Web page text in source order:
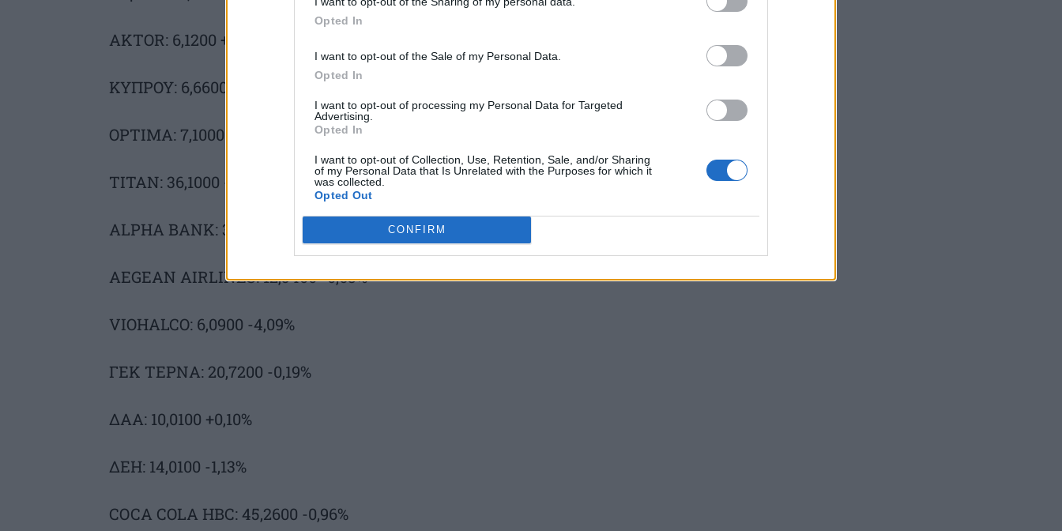
Opted In
I want to opt-out of the Sale of my Personal Data.
Opted In
I want to opt-out of processing my Personal Data for Targeted
Advertising.
Opted In
I want to opt-out of Collection, Use, Retention, Sale, and/or Sharing
of my Personal Data that Is Unrelated with the Purposes for which it
was collected.
Opted Out
CONFIRM
AKTOR: 6,1200 +0,33%
ΚΥΠΡΟΥ: 6,6600 -0,60%
OPTIMA: 7,1000 -0,84%
ΤΙΤΑΝ: 36,1000 -2,30%
ALPHA BANK: 3,1900 -0,31%
AEGEAN AIRLINES: 12,5400 -0,63%
VIOHALCO: 6,0900 -4,09%
ΓΕΚ ΤΕΡΝΑ: 20,7200 -0,19%
ΔΑΑ: 10,0100 +0,10%
ΔΕΗ: 14,0100 -1,13%
COCA COLA HBC: 45,2600 -0,96%